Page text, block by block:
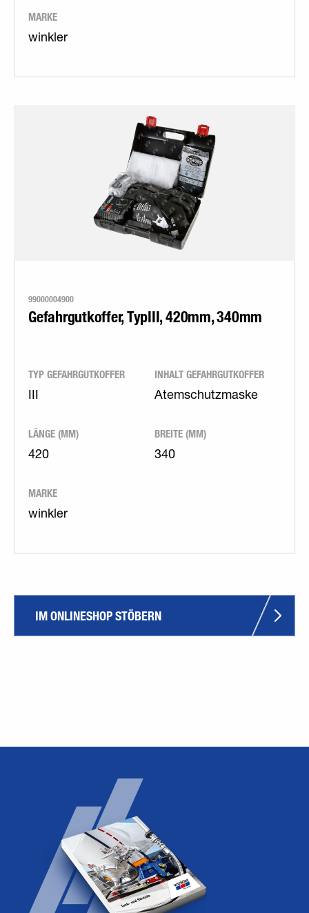
MARKE
winkler
99000004900
Gefahrgutkoffer, TypIII, 420mm, 340mm
TYP GEFAHRGUTKOFFER INHALT GEFAHRGUTKOFFER
Atemschutzmaske
LÄNGE (MM)
420
BREITE (MM)
340
MARKE
winkler
IM ONLINESHOP STÖBERN